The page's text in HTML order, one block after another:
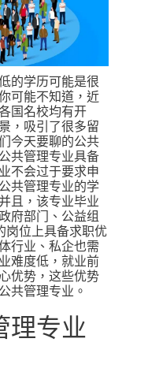
的学历可能是很
可能不知道，近
国名校均有开
，吸引了很多留
今天要聊的公共
共管理专业具备
不会过于要求申
共管理专业的学
且，该专业毕业
府部门、公益组
岗位上具备求职优
行业、私企也需
难度低，就业前
优势，这些优势
共管理专业。
理专业